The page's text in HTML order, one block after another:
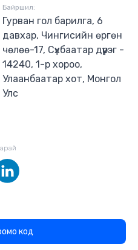
Байршил:
Гурван гол барилга, 6
давхар, Чингисийн өргөн
чөлөө-17, Сүхбаатар дүүрэг -
14240, 1-р хороо,
Улаанбаатар хот, Монгол
Улс
код